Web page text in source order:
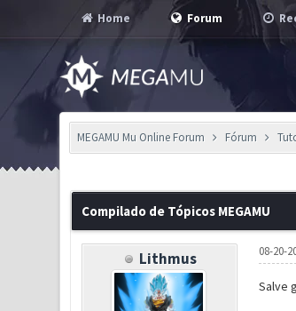
Home Forum
MEGAMU Mu Online Forum Fórum
Compilado de Tópicos MEGAMU
Lithmus 08-20-
Salve